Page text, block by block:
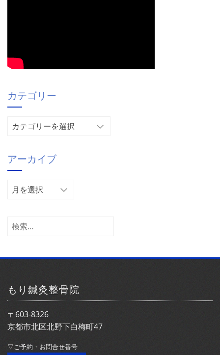
カテゴリー
リ
ー
アーカイブ
ア
イ
検
もり鍼灸整骨院
〒603-8326
京都市北区北野下白梅町47
▽ご予約・お問合せ番号